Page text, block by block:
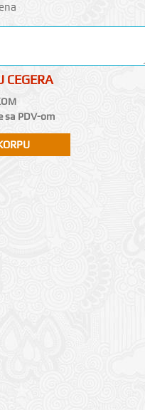
CEGERA
sa PDV-om